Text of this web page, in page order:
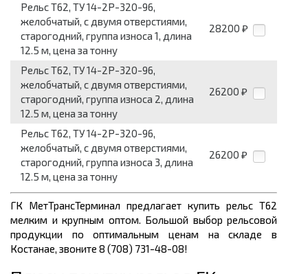
Рельс Т62, ТУ 14-2Р-320-96,
желобчатый, с двумя отверстиями,
старогодний, группа износа 1, длина
12.5 м, цена за тонну
28200 ₽
Рельс Т62, ТУ 14-2Р-320-96,
желобчатый, с двумя отверстиями,
старогодний, группа износа 2, длина
12.5 м, цена за тонну
26200 ₽
Рельс Т62, ТУ 14-2Р-320-96,
желобчатый, с двумя отверстиями,
старогодний, группа износа 3, длина
12.5 м, цена за тонну
26200 ₽
ГК МетТрансТерминал предлагает купить рельс Т62
мелким и крупным оптом. Большой выбор рельсовой
продукции по оптимальным ценам на складе в
Костанае, звоните 8 (708) 731-48-08!